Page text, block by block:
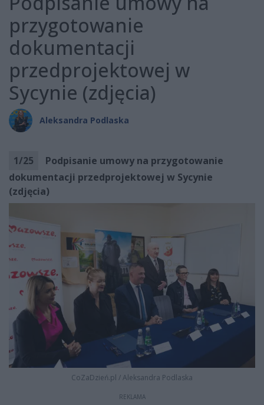
przygotowanie
dokumentacji
przedprojektowej w
Sycynie (zdjęcia)
Aleksandra Podlaska
1/25
Podpisanie umowy na przygotowanie
dokumentacji przedprojektowej w Sycynie
(zdjęcia)
CoZaDzień.pl /Aleksandra Podlaska
REKLAMA